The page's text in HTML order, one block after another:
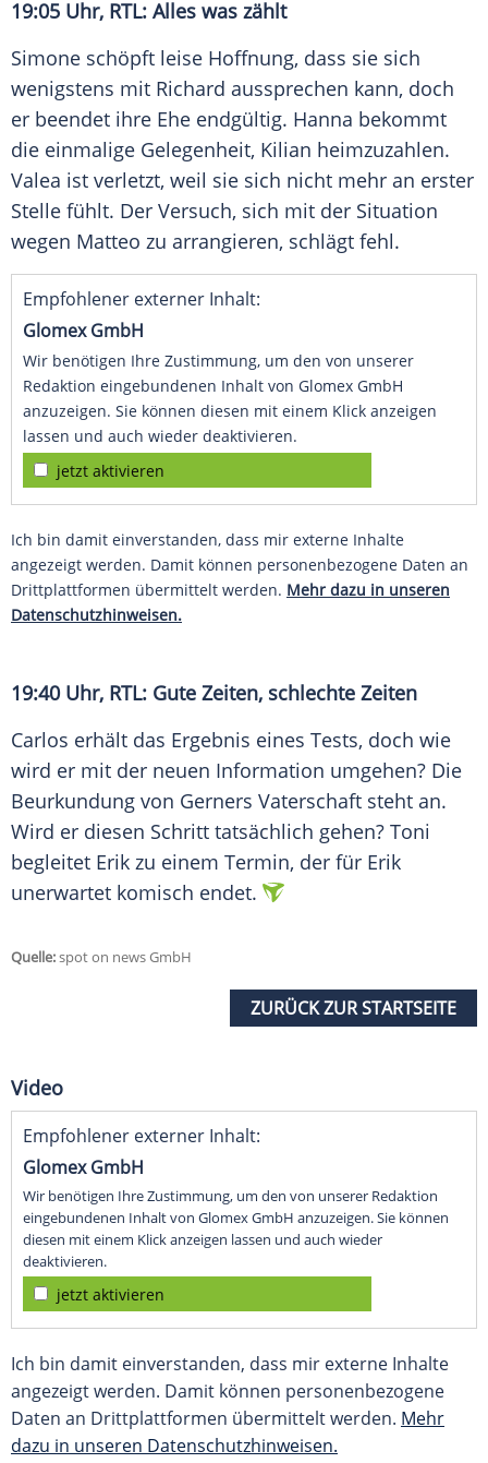
19:05 Uhr, RTL: Alles was zählt
Simone schöpft leise Hoffnung, dass sie sich
wenigstens mit Richard aussprechen kann, doch
er beendet ihre Ehe endgültig. Hanna bekommt
die einmalige Gelegenheit, Kilian heimzuzahlen.
Valea ist verletzt, weil sie sich nicht mehr an erster
Stelle fühlt. Der Versuch, sich mit der Situation
wegen Matteo zu arrangieren, schlägt fehl.
Empfohlener externer Inhalt:
Glomex GmbH
Wir benötigen Ihre Zustimmung, um den von unserer
Redaktion eingebundenen Inhalt von Glomex GmbH
anzuzeigen. Sie können diesen mit einem Klick anzeigen
lassen und auch wieder deaktivieren.
jetzt aktivieren
Ich bin damit einverstanden, dass mir externe Inhalte
angezeigt werden. Damit können personenbezogene Daten an
Drittplattformen übermittelt werden. Mehr dazu in unseren
Datenschutzhinweisen.
19:40 Uhr, RTL: Gute Zeiten, schlechte Zeiten
Carlos erhält das Ergebnis eines Tests, doch wie
wird er mit der neuen Information umgehen? Die
Beurkundung von Gerners Vaterschaft steht an.
Wird er diesen Schritt tatsächlich gehen? Toni
begleitet Erik zu einem Termin, der für Erik
unerwartet komisch endet.
Quelle:spot on news GmbH
ZURÜCK ZUR STARTSEITE
Video
Empfohlener externer Inhalt:
Glomex GmbH
Wir benötigen Ihre Zustimmung, um den von unserer Redaktion
eingebundenen Inhalt von Glomex GmbH anzuzeigen. Sie können
diesen mit einem Klick anzeigen lassen und auch wieder
deaktivieren.
jetzt aktivieren
Ich bin damit einverstanden, dass mir externe Inhalte
angezeigt werden. Damit können personenbezogene
Daten an Drittplattformen übermittelt werden. Mehr
dazu in unseren Datenschutzhinweisen.